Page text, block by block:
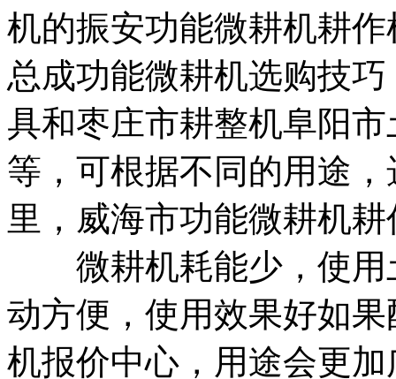
机的振安功能微耕机耕作
总成功能微耕机选购技巧
具和枣庄市耕整机阜阳市
等，可根据不同的用途
里， 威海市功能微耕机耕
微耕机耗能少，使用
动方便，使用效果好如
机报价中心， 用途会更